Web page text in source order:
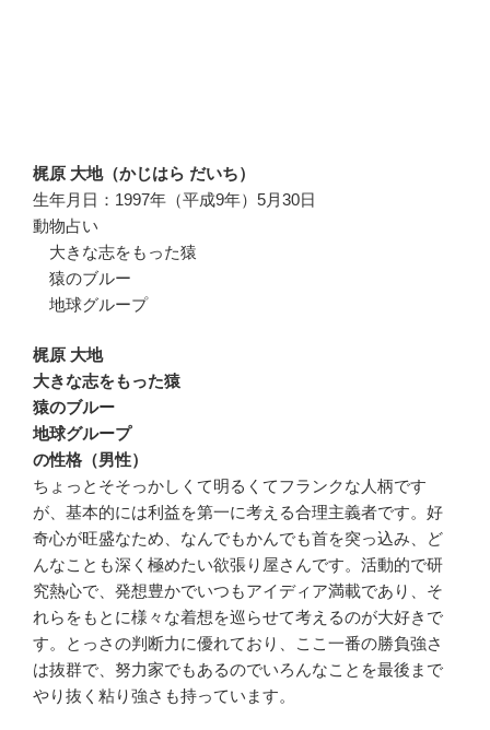
梶原 大地（かじはら だいち）
生年月日：1997年（平成9年）5月30日
動物占い
大きな志をもった猿
猿のブルー
地球グループ
梶原 大地
大きな志をもった猿
猿のブルー
地球グループ
の性格（男性）
ちょっとそそっかしくて明るくてフランクな人柄です
が、基本的には利益を第一に考える合理主義者です。好
奇心が旺盛なため、なんでもかんでも首を突っ込み、ど
んなことも深く極めたい欲張り屋さんです。活動的で研
究熱心で、発想豊かでいつもアイディア満載であり、そ
れらをもとに様々な着想を巡らせて考えるのが大好きで
す。とっさの判断力に優れており、ここ一番の勝負強さ
は抜群で、努力家でもあるのでいろんなことを最後まで
やり抜く粘り強さも持っています。